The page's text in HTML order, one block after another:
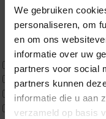
We gebruiken
personaliseren, om
en om ons
informatie over uw
partners voor social
partners kunnen
informatie die u aan
verzameld op basis
Materiaal
Koudschuim
Latex
Traagschuim
Tweepersoons 1 kern
Tweepersoons 1
Tweepersoons 2
Webshop Only